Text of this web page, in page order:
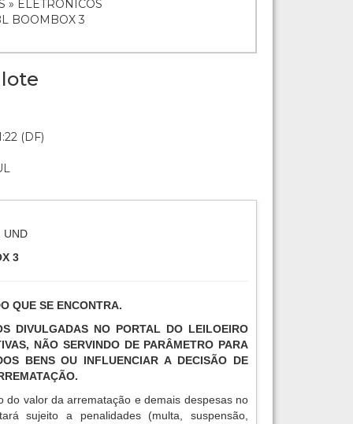
» ELETRÔNICOS
BOOMBOX 3
(DF)
UND
3
QUE SE ENCONTRA.
DIVULGADAS NO PORTAL DO LEILOEIRO
NÃO SERVINDO DE PARÂMETRO PARA
BENS OU INFLUENCIAR A DECISÃO DE
do valor da arrematação e demais despesas no
sujeito a penalidades (multa, suspensão,